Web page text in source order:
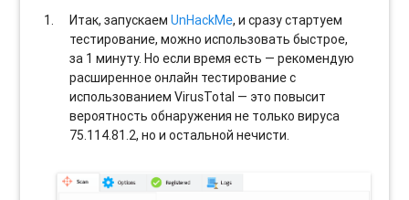
Итак, запускаемUnHackMe, и сразу стартуем
тестирование, можно использовать быстрое,
за 1 минуту. Но если время есть — рекомендую
расширенное онлайн тестирование с
использованием VirusTotal — это повысит
вероятность обнаружения не только вируса
75.114.81.2, но и остальной нечисти.